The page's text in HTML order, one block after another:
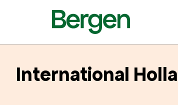
International